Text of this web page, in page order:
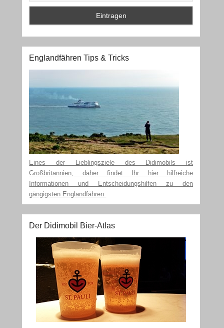
Englandfähren Tips & Tricks
Eines der Lieblingsziele des Didimobils ist
Großbritannien, daher findet Ihr hier hilfreiche
Informationen und Entscheidungshilfen zu den
gängigsten Englandfähren.
Der Didimobil Bier-Atlas